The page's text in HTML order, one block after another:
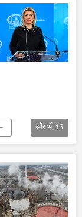
और भी13